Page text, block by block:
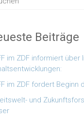
Beiträge
im ZDF informiert über
im ZDF fordert Beginn
und